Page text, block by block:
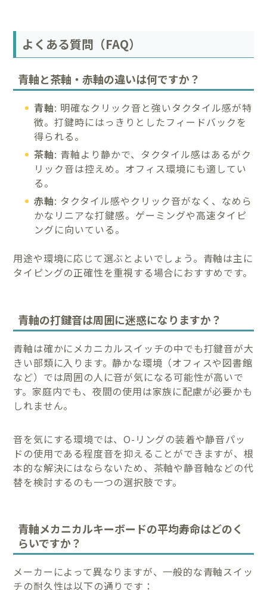
よくある質問（FAQ）
青軸と茶軸・赤軸の違いは何ですか？
青軸: 明確なクリック音と強いタクタイル感が特
徴。打鍵時にはっきりとしたフィードバックを
得られる。
茶軸: 青軸より静かで、タクタイル感はあるがク
リック音は控えめ。オフィス環境にも適してい
る。
赤軸: タクタイル感やクリック音がなく、なめら
かなリニアな打鍵感。ゲーミングや高速タイピ
ングに向いている。
用途や環境に応じて選ぶとよいでしょう。青軸は主に
タイピングの正確性を重視する場合におすすめです。
青軸の打鍵音は周囲に迷惑になりますか？
青軸は確かにメカニカルスイッチの中でも打鍵音が大
きい部類に入ります。静かな環境（オフィスや図書館
など）では周囲の人に音が気になる可能性が高いで
す。家庭内でも、夜間の使用は家族に配慮が必要かも
しれません。
音を気にする環境では、O-リングの装着や静音パッ
ドの使用である程度音を抑えることができますが、根
本的な解決にはならないため、茶軸や静音軸などの代
替を検討するのも一つの選択肢です。
青軸メカニカルキーボードの平均寿命はどのく
らいですか？
メーカーによって異なりますが、一般的な青軸スイッ
チの耐久性は以下の通りです：